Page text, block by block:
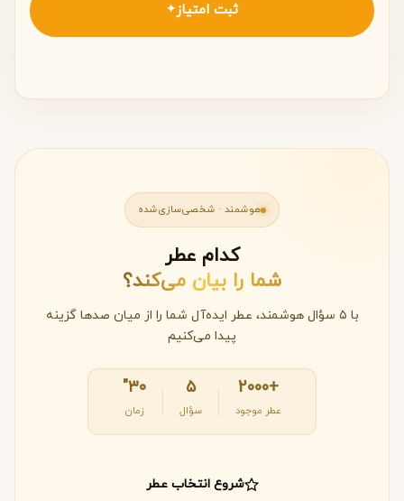
ثبت امتیاز ✦
هوشمند · شخصی‌سازی‌شده
کدام عطر
شما را بیان می‌کند؟
با ۵ سؤال هوشمند، عطر ایده‌آل شما را از میان صدها گزینه
پیدا می‌کنیم
+2000
عطر موجود
۵
سؤال
۳۰"
زمان
شروع انتخاب عطر